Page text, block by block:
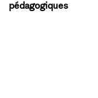
pédagogiques